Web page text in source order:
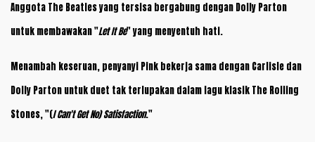
Anggota The Beatles yang tersisa bergabung dengan Dolly Parton
untuk membawakan "Let It Be" yang menyentuh hati.
Menambah keseruan, penyanyi Pink bekerja sama dengan Carlisle dan
Dolly Parton untuk duet tak terlupakan dalam lagu klasik The Rolling
Stones, "(I Can't Get No) Satisfaction."